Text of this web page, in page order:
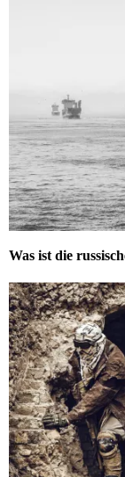
Was ist die